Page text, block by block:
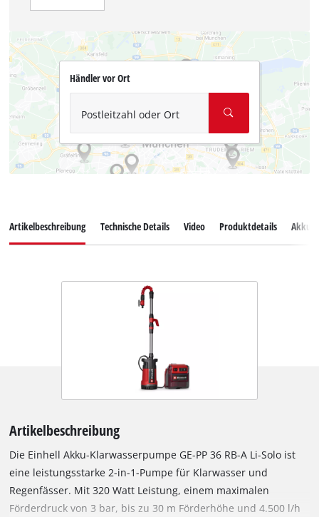
Händler vor Ort
Postleitzahl oder Ort
Artikelbeschreibung Technische Details Video Produktdetails
Artikelbeschreibung
Die Einhell Akku-Klarwasserpumpe GE-PP 36 RB-A Li-Solo ist
eine leistungsstarke 2-in-1-Pumpe für Klarwasser und
Regenfässer. Mit 320 Watt Leistung, einem maximalen
Förderdruck von 3 bar, bis zu 30 m Förderhöhe und 4.500 l/h